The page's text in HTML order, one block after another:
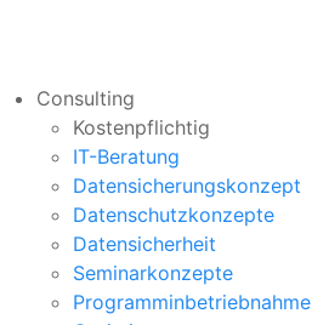
Consulting
Kostenpflichtig
IT-Beratung
Datensicherungskonzept
Datenschutzkonzepte
Datensicherheit
Seminarkonzepte
Programminbetriebnahme